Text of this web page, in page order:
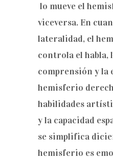
lo mueve el
viceversa. En
lateralidad, el
controla el habla,
comprensión y la
hemisferio
habilidades
y la capacidad
se simplifica
hemisferio es